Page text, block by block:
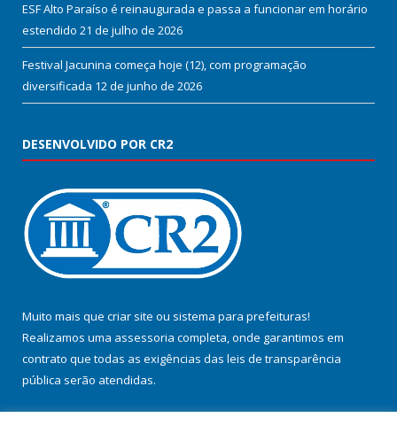
ESF Alto Paraíso é reinaugurada e passa a funcionar em horário
estendido 21 de julho de 2026
Festival Jacunina começa hoje (12), com programação
diversificada 12 de junho de 2026
DESENVOLVIDO POR CR2
Muito mais que criar site ou sistema para prefeituras!
Realizamos uma assessoria completa, onde garantimos em
contrato que todas as exigências das leis de transparência
pública serão atendidas.